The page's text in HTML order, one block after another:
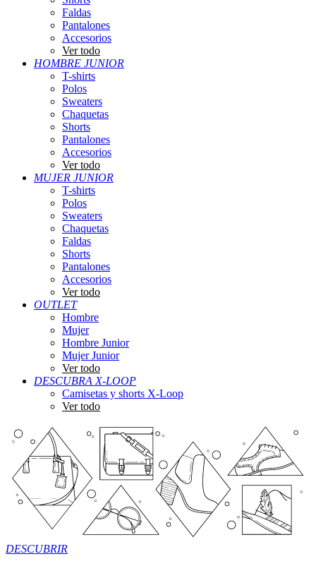
Faldas
Pantalones
Accesorios
Ver todo
HOMBRE JUNIOR
T-shirts
Polos
Sweaters
Chaquetas
Shorts
Pantalones
Accesorios
Ver todo
MUJER JUNIOR
T-shirts
Polos
Sweaters
Chaquetas
Faldas
Shorts
Pantalones
Accesorios
Ver todo
OUTLET
Hombre
Mujer
Hombre Junior
Mujer Junior
Ver todo
DESCUBRA X-LOOP
Camisetas y shorts X-Loop
Ver todo
DESCUBRIR